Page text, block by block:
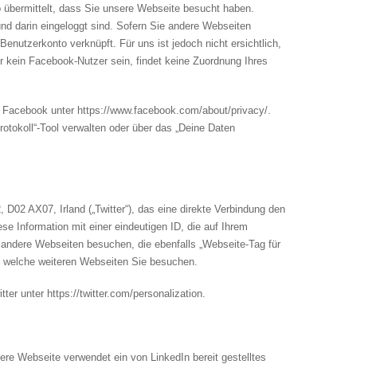
dass Sie unsere Webseite besucht haben.
darin eingeloggt sind. Sofern Sie andere Webseiten
verknüpft. Für uns ist jedoch nicht ersichtlich,
Facebook-Nutzer sein, findet keine Zuordnung Ihres
unter https://www.facebook.com/about/privacy/.
Tool verwalten oder über das „Deine Daten
AX07, Irland („Twitter“), das eine direkte Verbindung den
Information mit einer eindeutigen ID, die auf Ihrem
Webseiten besuchen, die ebenfalls „Webseite-Tag für
weiteren Webseiten Sie besuchen.
unter https://twitter.com/personalization.
Webseite verwendet ein von LinkedIn bereit gestelltes